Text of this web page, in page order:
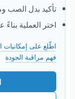
تأكيد بدل الصب
اختر العملية
اطّلع على
فهم مراقبة الجودة